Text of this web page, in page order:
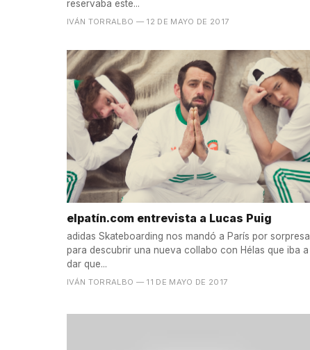
reservaba este...
IVÁN TORRALBO — 12 DE MAYO DE 2017
elpatín.com entrevista a Lucas Puig
adidas Skateboarding nos mandó a París por sorpresa
para descubrir una nueva collabo con Hélas que iba a
dar que...
IVÁN TORRALBO — 11 DE MAYO DE 2017